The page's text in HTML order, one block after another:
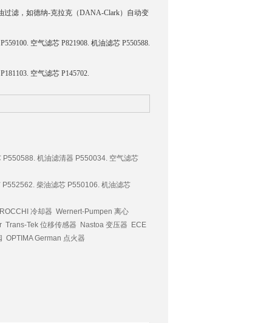
过滤，如德纳-克拉克（DANA-Clark）自动变
空气滤芯 P821908. 机油滤芯 P550588.
空气滤芯 P145702.
机油滤清器 P550034. 空气滤芯
柴油滤芯 P550106. 机油滤芯
冷却器 Wernert-Pumpen 离心
Tek 位移传感器 Nastoa 变压器 ECE
German 点火器